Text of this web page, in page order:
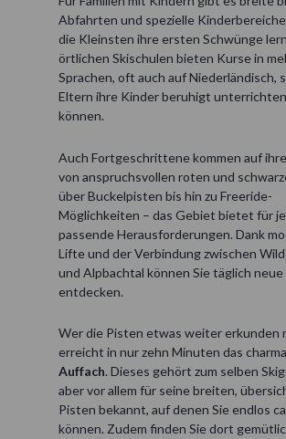
Abfahrten und spezielle
die Kleinsten ihre ersten Schwünge
örtlichen Skischulen bieten Kurse in
Sprachen, oft auch auf Niederländisch,
Eltern ihre Kinder beruhigt
können.
Auch Fortgeschrittene kommen auf
von anspruchsvollen roten und
über Buckelpisten bis hin zu Freeride-
Möglichkeiten – das Gebiet bietet für
passende Herausforderungen. Dank
Lifte und der Verbindung zwischen
und Alpbachtal können Sie täglich
entdecken.
Wer die Pisten etwas weiter erkunden
erreicht in nur zehn Minuten das
Auffach. Dieses gehört zum selben
aber vor allem für seine breiten,
Pisten bekannt, auf denen Sie endlos
können. Zudem finden Sie dort